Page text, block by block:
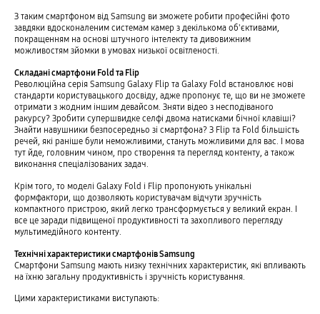
З таким смартфоном від Samsung ви зможете робити професійні фото
завдяки вдосконаленим системам камер з декількома об'єктивами,
покращенням на основі штучного інтелекту та дивовижним
можливостям зйомки в умовах низької освітленості.
Складані смартфони Fold та Flip
Революційна серія Samsung Galaxy Flip та Galaxy Fold встановлює нові
стандарти користувацького досвіду, адже пропонує те, що ви не зможете
отримати з жодним іншим девайсом. Зняти відео з несподіваного
ракурсу? Зробити супершвидке селфі двома натисками бічної клавіші?
Знайти навушники безпосередньо зі смартфона? З Flip та Fold більшість
речей, які раніше були неможливими, стануть можливими для вас. І мова
тут йде, головним чином, про створення та перегляд контенту, а також
виконання спеціалізованих задач.
Крім того, то моделі Galaxy Fold і Flip пропонують унікальні
формфактори, що дозволяють користувачам відчути зручність
компактного пристрою, який легко трансформується у великий екран. І
все це заради підвищеної продуктивності та захопливого перегляду
мультимедійного контенту.
Технічні характеристики смартфонів Samsung
Смартфони Samsung мають низку технічних характеристик, які впливають
на їхню загальну продуктивність і зручність користування.
Цими характеристиками виступають: